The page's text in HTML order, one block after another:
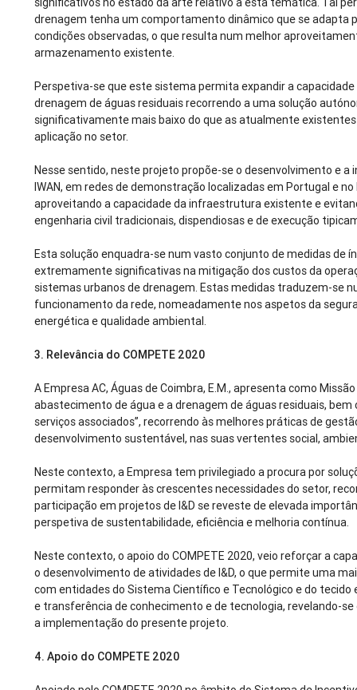
drenagem tenha um comportamento dinâmico que se adapta
condições observadas, o que resulta num melhor
armazenamento existente.
Perspetiva-se que este sistema permita expandir a
drenagem de águas residuais recorrendo a uma solução
significativamente mais baixo do que as atualmente
aplicação no setor.
Nesse sentido, neste projeto propõe-se o desenvolvimento e a
IWAN, em redes de demonstração localizadas em Portugal e no
aproveitando a capacidade da infraestrutura existente e
engenharia civil tradicionais, dispendiosas e de execução
Esta solução enquadra-se num vasto conjunto de medidas de
extremamente significativas na mitigação dos custos da
sistemas urbanos de drenagem. Estas medidas traduzem-se
funcionamento da rede, nomeadamente nos aspetos da
energética e qualidade ambiental.
3. Relevância do COMPETE 2020
A Empresa AC, Águas de Coimbra, E.M., apresenta como
abastecimento de água e a drenagem de águas residuais,
serviços associados”, recorrendo às melhores práticas de
desenvolvimento sustentável, nas suas vertentes social,
Neste contexto, a Empresa tem privilegiado a procura por
permitam responder às crescentes necessidades do setor,
participação em projetos de I&D se reveste de elevada
perspetiva de sustentabilidade, eficiência e melhoria contínua.
Neste contexto, o apoio do COMPETE 2020, veio reforçar a
o desenvolvimento de atividades de I&D, o que permite uma
com entidades do Sistema Científico e Tecnológico e do tecido
e transferência de conhecimento e de tecnologia, revelando-
a implementação do presente projeto.
4. Apoio do COMPETE 2020